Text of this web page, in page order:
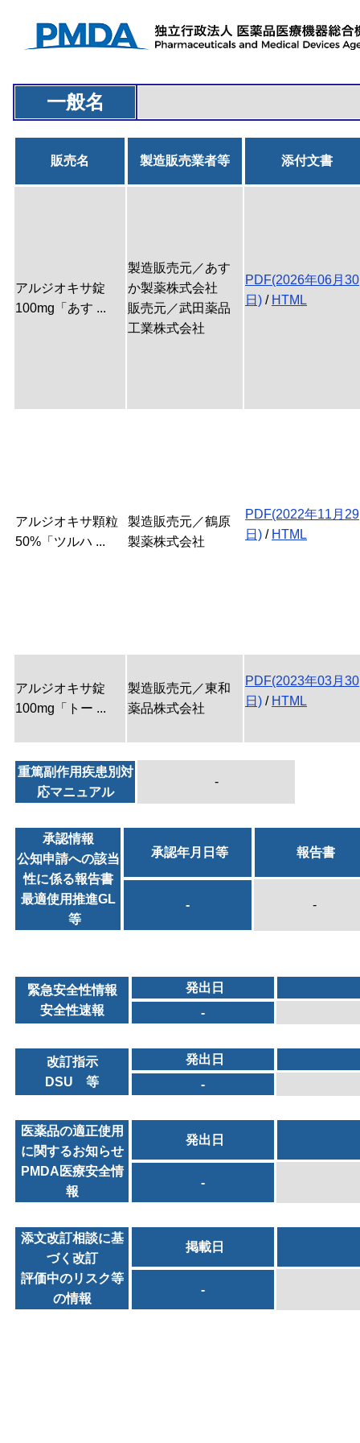
一般名
販売名 製造販売業者等 添付文書
アルジオキサ錠
100mg「あす ...
製造販売元／あす
か製薬株式会社
販売元／武田薬品
工業株式会社
PDF(2026年06月30
日) / HTML
アルジオキサ顆粒
50%「ツルハ ...
製造販売元／鶴原
製薬株式会社
PDF(2022年11月29
日) / HTML
アルジオキサ錠
100mg「トー ...
製造販売元／東和
薬品株式会社
PDF(2023年03月30
日) / HTML
重篤副作用疾患別対
応マニュアル
-
承認情報
公知申請への該当
性に係る報告書
最適使用推進GL
等
承認年月日等 報告書
- -
緊急安全性情報
安全性速報
発出日
-
改訂指示
DSU 等
発出日
-
医薬品の適正使用
に関するお知らせ
PMDA医療安全情
報
発出日
-
添文改訂相談に基
づく改訂
評価中のリスク等
の情報
掲載日
-